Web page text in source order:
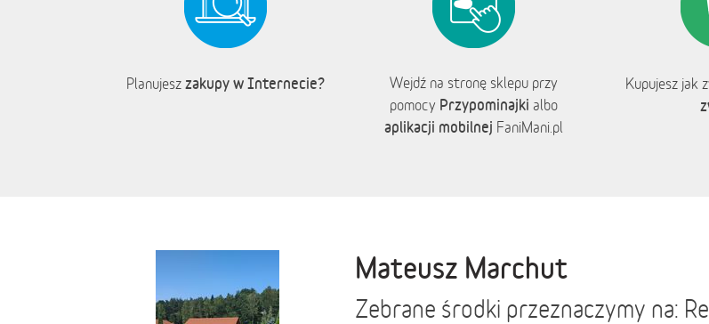
Planujesz zakupy w Internecie?
Wejdź na stronę sklepu przy
pomocy Przypominajki albo
aplikacji mobilnej FaniMani.pl
Kupujesz jak
Mateusz Marchut
Zebrane środki przeznaczymy na: